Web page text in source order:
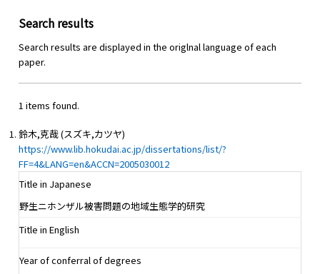
Search results
Search results are displayed in the origlnal language of each
paper.
1 items found.
鈴木,克哉 (スズキ,カツヤ)
https://www.lib.hokudai.ac.jp/dissertations/list/?
FF=4&LANG=en&ACCN=2005030012
Title in Japanese
野生ニホンザル被害問題の地域生態学的研究
Title in English
Year of conferral of degrees